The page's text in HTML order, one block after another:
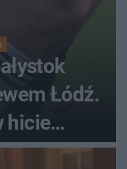
Łódź.
hicie